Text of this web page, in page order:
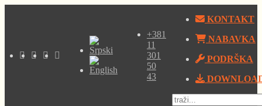
+381
11
301
50
43
KONTAKT
NABAVKA
PODRŠKA